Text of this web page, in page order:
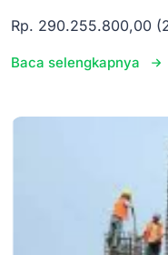
Rp. 290.255.800,00
Baca selengkapnya